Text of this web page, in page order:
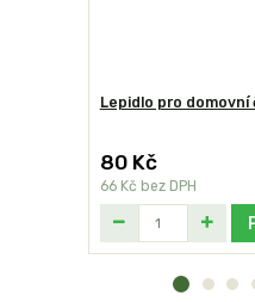
Lepidlo pro
80 Kč
66 Kč bez DPH